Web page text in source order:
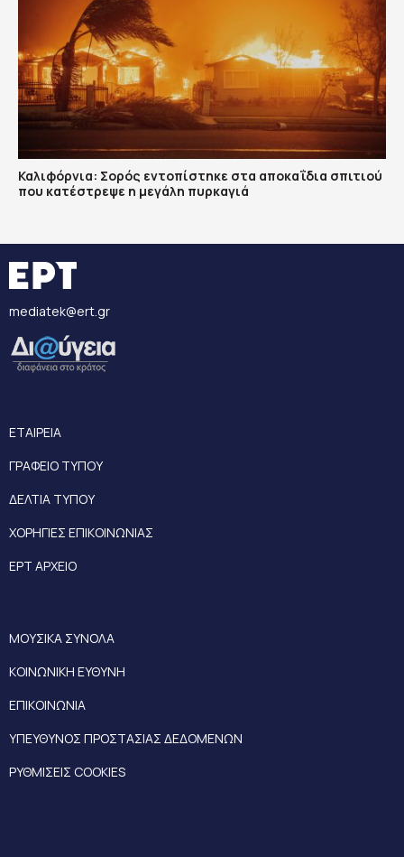
Καλιφόρνια: Σορός εντοπίστηκε στα αποκαΐδια σπιτιού
που κατέστρεψε η μεγάλη πυρκαγιά
mediatek@ert.gr
ΕΤΑΙΡΕΙΑ
ΓΡΑΦΕΙΟ ΤΥΠΟΥ
ΔΕΛΤΙΑ ΤΥΠΟΥ
ΧΟΡΗΓΙΕΣ ΕΠΙΚΟΙΝΩΝΙΑΣ
ΕΡΤ ΑΡΧΕΙΟ
ΜΟΥΣΙΚΑ ΣΥΝΟΛΑ
ΚΟΙΝΩΝΙΚΗ ΕΥΘΥΝΗ
ΕΠΙΚΟΙΝΩΝΙΑ
ΥΠΕΥΘΥΝΟΣ ΠΡΟΣΤΑΣΙΑΣ ΔΕΔΟΜΕΝΩΝ
ΡΥΘΜΙΣΕΙΣ COOKIES